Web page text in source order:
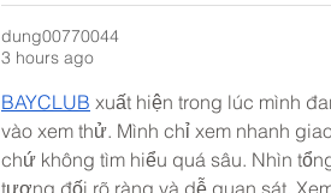
dung00770044
3 hours ago
BAYCLUB xuất hiện trong lúc mình
vào xem thử. Mình chỉ xem nhanh
chứ không tìm hiểu quá sâu. Nhìn
tương đối rõ ràng và dễ quan sát.